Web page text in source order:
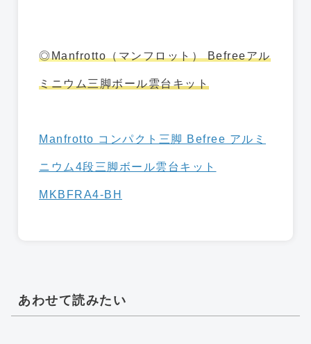
◎Manfrotto（マンフロット） Befreeアル
ミニウム三脚ボール雲台キット
Manfrotto コンパクト三脚 Befree アルミ
ニウム4段三脚ボール雲台キット
MKBFRA4-BH
あわせて読みたい